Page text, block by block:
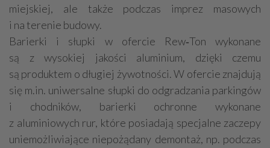
miejskiej, ale także podczas imprez masowych
i na terenie budowy.
Barierki i słupki w ofercie Rew‑Ton wykonane
są z wysokiej jakości aluminium, dzięki czemu
są produktem o długiej żywotności. W ofercie znajdują
się m.in. uniwersalne słupki do odgradzania parkingów
i chodników, barierki ochronne wykonane
z aluminiowych rur, które posiadają specjalne zaczepy
uniemożliwiające niepożądany demontaż, np. podczas